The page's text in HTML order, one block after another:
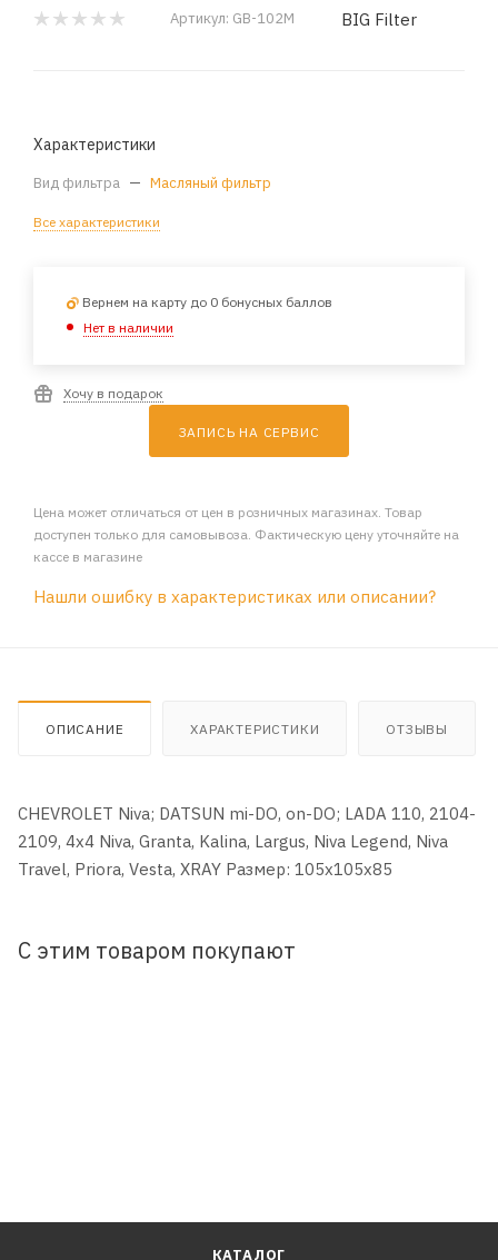
Артикул: GB-102M BIG Filter
Характеристики
Вид фильтра — Масляный фильтр
Все характеристики
Вернем на карту до 0 бонусных баллов
Нет в наличии
Хочу в подарок
ЗАПИСЬ НА СЕРВИС
Цена может отличаться от цен в розничных магазинах. Товар
доступен только для самовывоза. Фактическую цену уточняйте на
кассе в магазине
Нашли ошибку в характеристиках или описании?
ОПИСАНИЕ ХАРАКТЕРИСТИКИ ОТЗЫВЫ
CHEVROLET Niva; DATSUN mi-DO, on-DO; LADA 110, 2104-
2109, 4x4 Niva, Granta, Kalina, Largus, Niva Legend, Niva
Travel, Priora, Vesta, XRAY Размер: 105x105x85
С этим товаром покупают
КАТАЛОГ